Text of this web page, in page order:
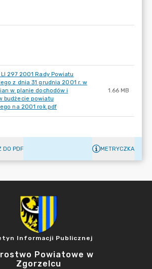
LI 297 2001 Rady Powiatu
z dnia 31 grudnia 2001 r. w
w planie dochodów i
budżecie powiatu
na 2001 rok.pdf
1.66 MB
DO PDF METRYCZKA
Informacji Publicznej
Powiatowe w
Zgorzelcu